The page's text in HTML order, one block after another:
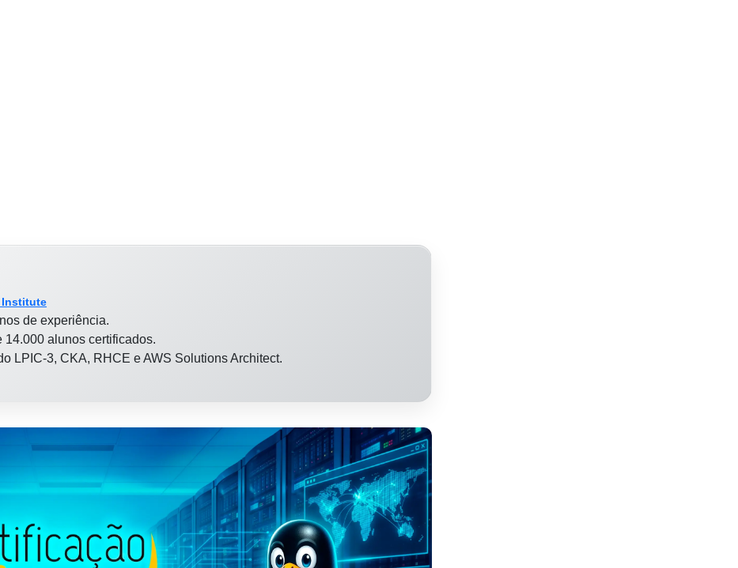
Institute
de experiência.
14.000 alunos certificados.
LPIC-3, CKA, RHCE e AWS Solutions Architect.